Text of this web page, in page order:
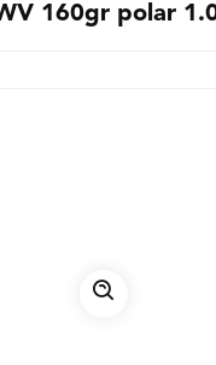
160gr polar